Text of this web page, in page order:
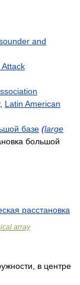
and
Attack
, Latin American
базе (large
большой
расстановка
array
в центре